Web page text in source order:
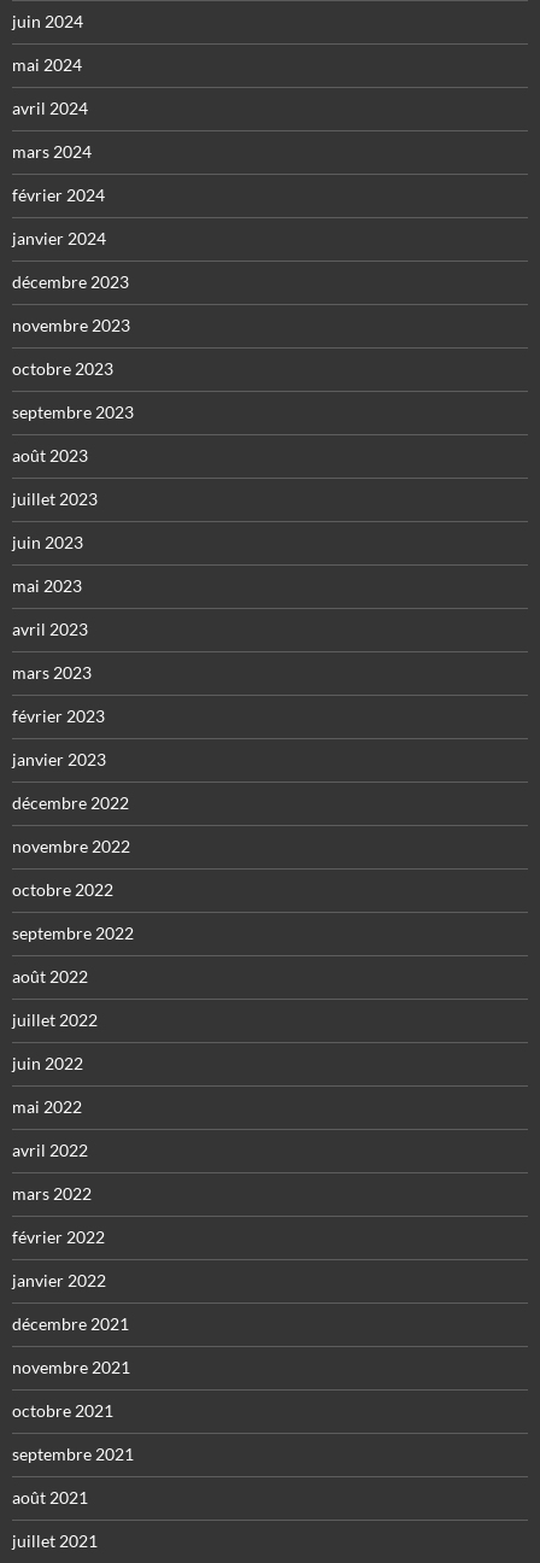
juin 2024
mai 2024
avril 2024
mars 2024
février 2024
janvier 2024
décembre 2023
novembre 2023
octobre 2023
septembre 2023
août 2023
juillet 2023
juin 2023
mai 2023
avril 2023
mars 2023
février 2023
janvier 2023
décembre 2022
novembre 2022
octobre 2022
septembre 2022
août 2022
juillet 2022
juin 2022
mai 2022
avril 2022
mars 2022
février 2022
janvier 2022
décembre 2021
novembre 2021
octobre 2021
septembre 2021
août 2021
juillet 2021